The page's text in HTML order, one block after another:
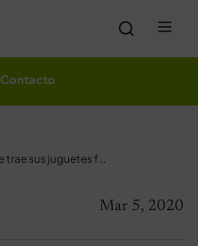
Contacto
Pitbull siempre trae sus juguetes favoritos a su hermana, una gallina ciega
Mar 5, 2020